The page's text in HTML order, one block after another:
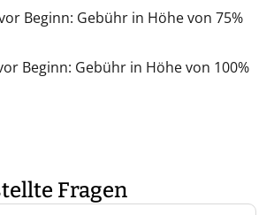
Beginn: Gebühr in Höhe von 75%
Beginn: Gebühr in Höhe von 100%
Fragen